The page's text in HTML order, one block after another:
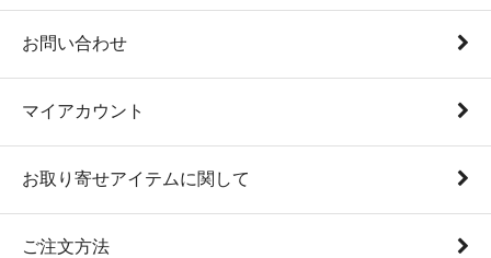
お問い合わせ
マイアカウント
お取り寄せアイテムに関して
ご注文方法